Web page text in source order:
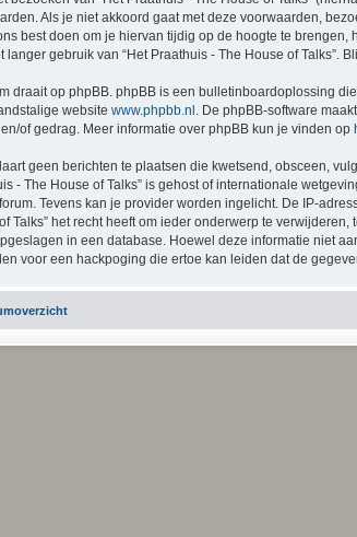
Als je niet akkoord gaat met deze voorwaarden,
best doen om je hiervan tijdig op de hoogte te
langer gebruik van “Het Praathuis - The House of Talks”.
draait op phpBB. phpBB is een bulletinboardoplossing
website www.phpbb.nl . De phpBB-software
of gedrag. Meer informatie over phpBB kun je vinden op
geen berichten te plaatsen die kwetsend, obsceen,
- The House of Talks” is gehost of internationale
Tevens kan je provider worden ingelicht. De IP-
Talks” het recht heeft om ieder onderwerp te
in een database. Hoewel deze informatie niet
voor een hackpoging die ertoe kan leiden dat de